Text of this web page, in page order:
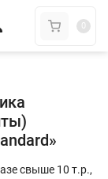
0
свыше 10 т.р.,